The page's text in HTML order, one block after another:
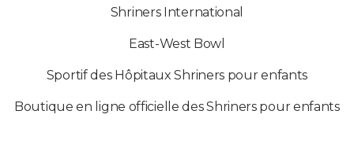
Shriners International
East-West Bowl
Sportif des Hôpitaux Shriners pour enfants
Boutique en ligne officielle des Shriners pour enfants